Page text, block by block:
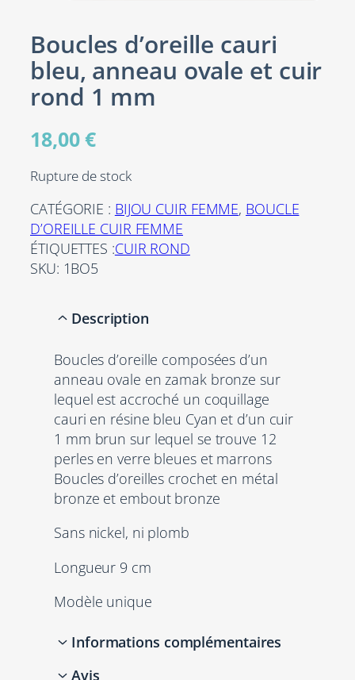
Boucles d’oreille cauri
bleu, anneau ovale et cuir
rond 1 mm
18,00€
Rupture de stock
CATÉGORIE : BIJOU CUIR FEMME, BOUCLE
D’OREILLE CUIR FEMME
ÉTIQUETTES :CUIR ROND
SKU: 1BO5
Description
Boucles d’oreille composées d’un
anneau ovale en zamak bronze sur
lequel est accroché un coquillage
cauri en résine bleu Cyan et d’un cuir
1 mm brun sur lequel se trouve 12
perles en verre bleues et marrons
Boucles d’oreilles crochet en métal
bronze et embout bronze
Sans nickel, ni plomb
Longueur 9 cm
Modèle unique
Informations complémentaires
Avis